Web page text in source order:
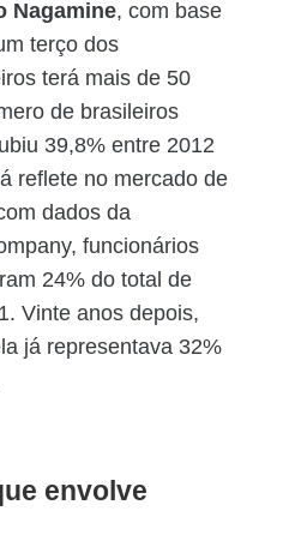
Nagamine, com base
terço dos
terá mais de 50
de brasileiros
39,8% entre 2012
reflete no mercado de
dados da
funcionários
24% do total de
Vinte anos depois,
já representava 32%
envolve